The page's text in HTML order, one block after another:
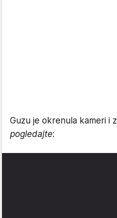
Guzu je okrenula kameri i
pogledajte: